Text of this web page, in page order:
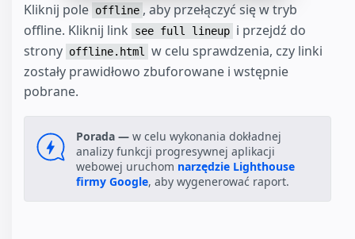
Kliknij pole offline , aby przełączyć się w tryb
offline. Kliknij link
see full lineup i przejdź do
strony offline.html w celu sprawdzenia, czy linki
zostały prawidłowo zbuforowane i wstępnie
pobrane.
Porada — w celu wykonania dokładnej
analizy funkcji progresywnej aplikacji
webowej uruchom narzędzie Lighthouse
firmy Google, aby wygenerować raport.